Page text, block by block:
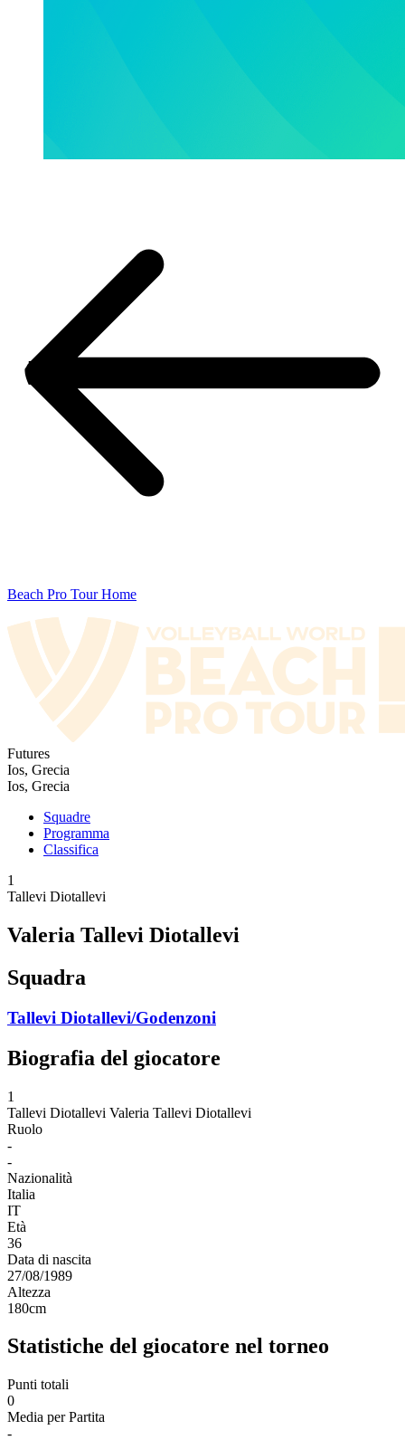
Beach Pro Tour Home
Futures
Ios, Grecia
Ios, Grecia
Squadre
Programma
Classifica
1
Tallevi Diotallevi
Valeria Tallevi Diotallevi
Squadra
Tallevi Diotallevi/Godenzoni
Biografia del giocatore
1
Tallevi Diotallevi Valeria Tallevi Diotallevi
Ruolo
-
-
Nazionalità
Italia
IT
Età
36
Data di nascita
27/08/1989
Altezza
180cm
Statistiche del giocatore nel torneo
Punti totali
0
Media per Partita
-